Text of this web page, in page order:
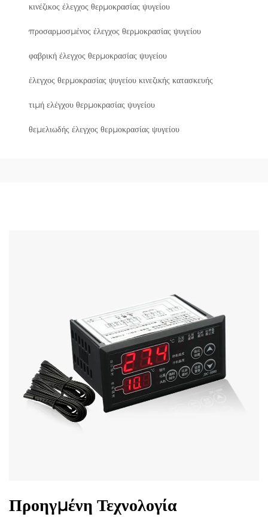
κινέζικος έλεγχος θερμοκρασίας ψυγείου
προσαρμοσμένος έλεγχος θερμοκρασίας ψυγείου
φαβρική έλεγχος θερμοκρασίας ψυγείου
έλεγχος θερμοκρασίας ψυγείου κινεζικής κατασκευής
τιμή ελέγχου θερμοκρασίας ψυγείου
θεμελιωδής έλεγχος θερμοκρασίας ψυγείου
Προηγμένη Τεχνολογία